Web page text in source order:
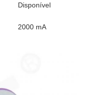
Disponível
2000 mA